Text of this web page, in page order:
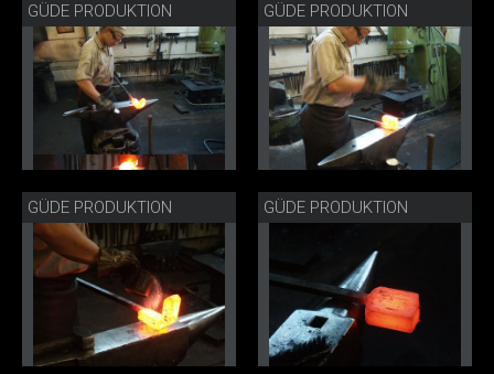
GÜDE PRODUKTION GÜDE PRODUKTION
GÜDE PRODUKTION GÜDE PRODUKTION